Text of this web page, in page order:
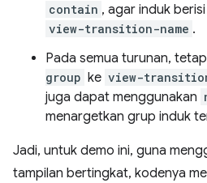
contain , agar induk
view-transition-name .
Pada semua turunan,
group ke view-
juga dapat menggunakan
menargetkan grup induk
Jadi, untuk demo ini, guna
tampilan bertingkat, kodenya